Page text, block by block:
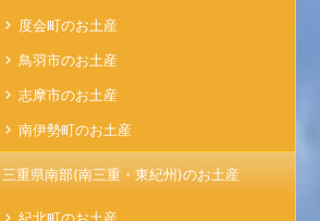
度会町のお土産
鳥羽市のお土産
志摩市のお土産
南伊勢町のお土産
三重県南部(南三重・東紀州)のお土産